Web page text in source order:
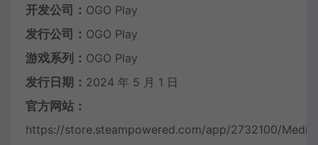
开发公司： OGO Play
发行公司： OGO Play
游戏系列： OGO Play
发行日期： 2024 年 5 月 1 日
官方网站：
https://store.steampowered.com/app/2732100/